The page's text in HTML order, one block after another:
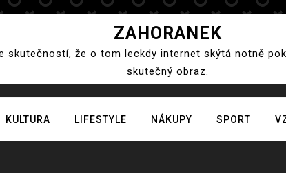
ZAHORANEK
skutečností, že o tom leckdy internet skýtá notně
skutečný obraz.
KULTURA LIFESTYLE NÁKUPY SPORT